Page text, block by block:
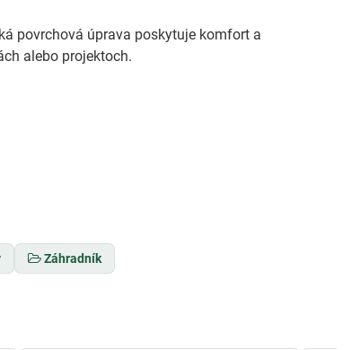
povrchová úprava poskytuje komfort a
alebo projektoch.
Záhradník